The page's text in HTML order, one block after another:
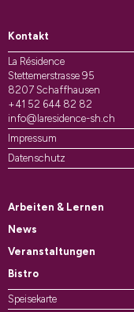
Kontakt
La Résidence
Stettemerstrasse 95
8207 Schaffhausen
+41 52 644 82 82
info@laresidence-sh.ch
Impressum
Datenschutz
Arbeiten & Lernen
News
Veranstaltungen
Bistro
Speisekarte